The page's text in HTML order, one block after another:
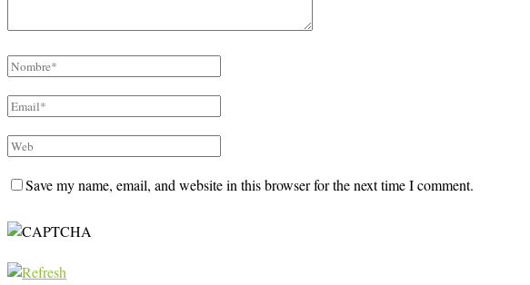
Save my name, email, and website in this browser for the next time I comment.